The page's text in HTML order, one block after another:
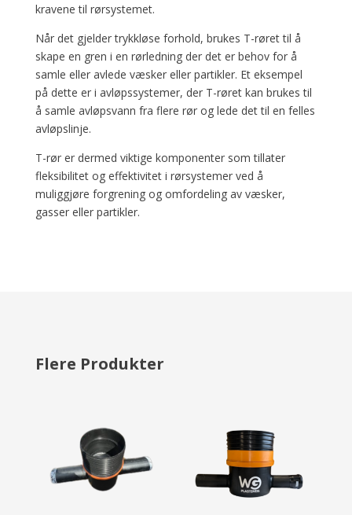
kravene til rørsystemet.
Når det gjelder trykkløse forhold, brukes T-røret til å
skape en gren i en rørledning der det er behov for å
samle eller avlede væsker eller partikler. Et eksempel
på dette er i avløpssystemer, der T-røret kan brukes til
å samle avløpsvann fra flere rør og lede det til en felles
avløpslinje.
T-rør er dermed viktige komponenter som tillater
fleksibilitet og effektivitet i rørsystemer ved å
muliggjøre forgrening og omfordeling av væsker,
gasser eller partikler.
Flere Produkter